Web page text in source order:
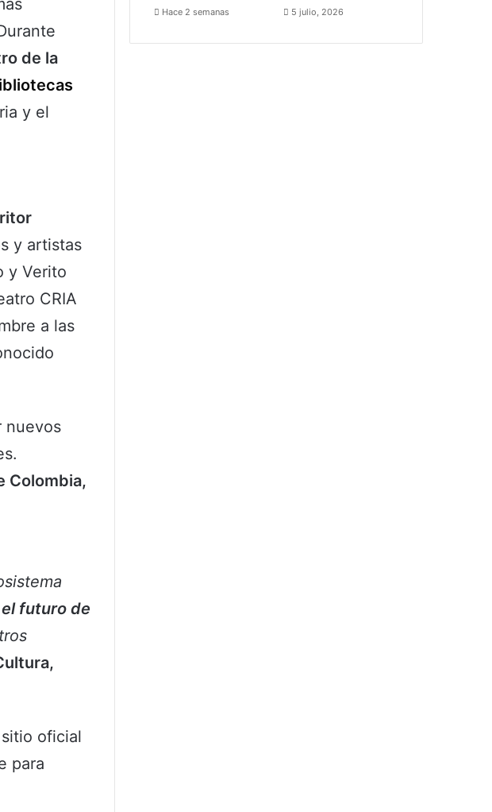
de la
y el
y artistas
y Verito
CRIA
a las
nuevos
Colombia,
futuro de
oficial
para
Hace 2 semanas 5 julio, 2026